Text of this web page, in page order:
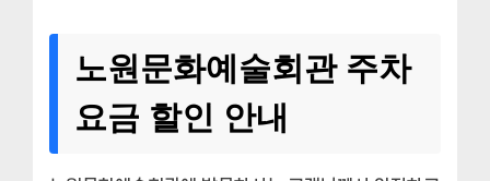
노원문화예술회관 주차
요금 할인 안내